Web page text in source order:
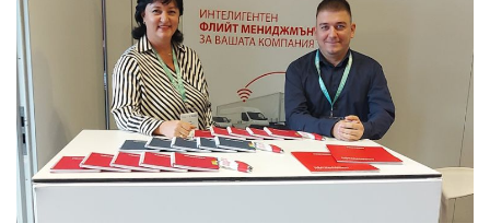
Como resolvemos cada necessidade da
atividade da frota
Calculadora de Benefícios